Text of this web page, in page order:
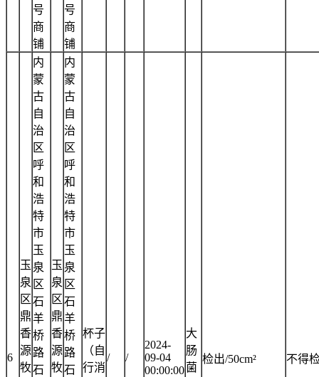
号
商
铺
号
商
铺
6
玉
泉
区
鼎
香
源
牧
内
蒙
古
自
治
区
呼
和
浩
特
市
玉
泉
区
石
羊
桥
路
石
玉
泉
区
鼎
香
源
牧
内
蒙
古
自
治
区
呼
和
浩
特
市
玉
泉
区
石
羊
桥
路
石
杯子
（自
行消
/ /
2024-
09-04
00:00:00
大
肠
菌
检出/50cm² 不得